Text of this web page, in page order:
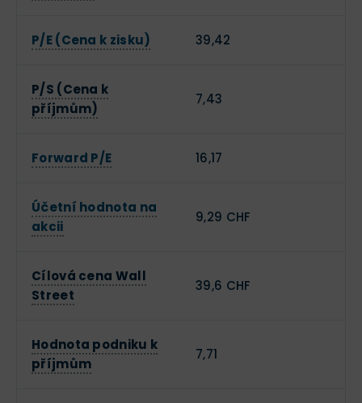
P/E (Cena k zisku) 39,42
P/S (Cena k
příjmům)
7,43
Forward P/E 16,17
Účetní hodnota na
akcii
9,29 CHF
Cílová cena Wall
Street
39,6 CHF
Hodnota podniku k
příjmům
7,71